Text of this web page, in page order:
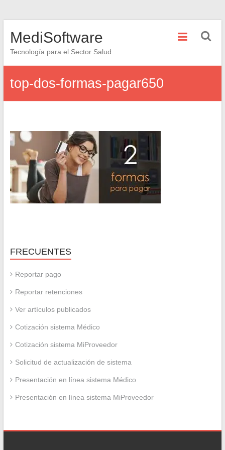
MediSoftware
Tecnología para el Sector Salud
top-dos-formas-pagar650
FRECUENTES
Reportar pago
Reportar retenciones
Ver artículos publicados
Cotización sistema Médico
Cotización sistema MiProveedor
Solicitud de actualización de sistema
Presentación en línea sistema Médico
Presentación en línea sistema MiProveedor